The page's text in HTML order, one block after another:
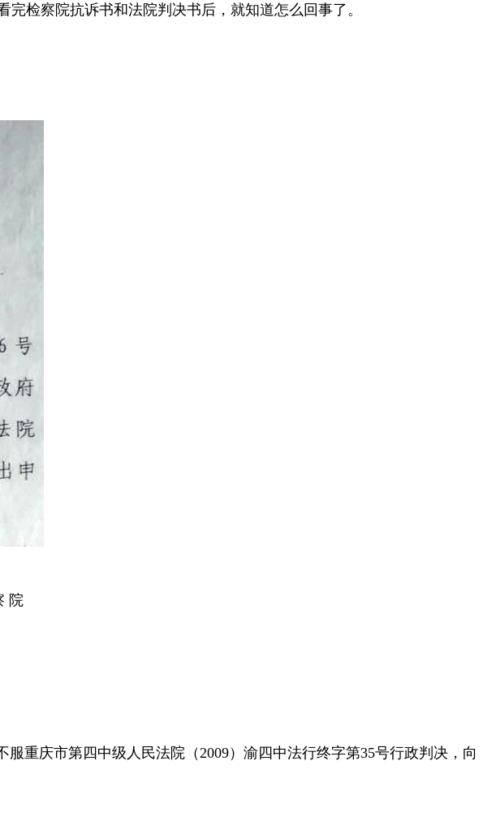
检察院抗诉书和法院判决书后，就知道怎么回事了。
院
重庆市第四中级人民法院（ 2009）渝四中法行终字第35号行政判决，向